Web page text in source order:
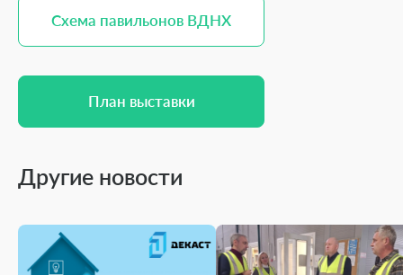
Схема павильонов ВДНХ
План выставки
Другие новости